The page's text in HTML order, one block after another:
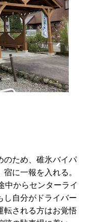
のため、碓氷バイパ
に一報を入れる。
中からセンターライ
し自分がドライバー
転される方はお覚悟